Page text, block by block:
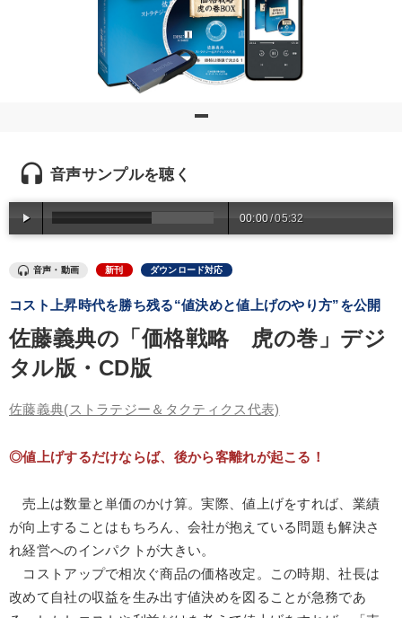
優秀各社の智恵と戦略 事業家のロマンと経営
若手異才経営者の発想 専門家のアドバイス
リーダーの器量を学ぶ
【4月】音声・映像 資産戦略 数字・税務・決算書
売上直結の営業力や販売力を獲得する
仕事のスキルと人間力を高める知恵を身につける
高める教材２選
キーワード
企業成長 FCビジネス 多様性・ダイバーシティ
headset 音声サンプルを聴く
00:00/05:32
音声・動画 新刊 ダウンロード対応
コスト上昇時代を勝ち残る“値決めと値上げのやり方”を公開
佐藤義典の「価格戦略 虎の巻」デジ
タル版・CD版
佐藤義典(ストラテジー＆タクティクス代表)
◎値上げするだけならば、後から客離れが起こる！
売上は数量と単価のかけ算。実際、値上げをすれば、業績
が向上することはもちろん、会社が抱えている問題も解決さ
れ経営へのインパクトが大きい。
コストアップで相次ぐ商品の価格改定。この時期、社長は
改めて自社の収益を生み出す値決めを図ることが急務であ